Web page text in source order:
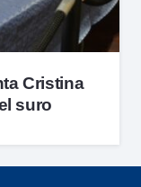
Cristina
suro